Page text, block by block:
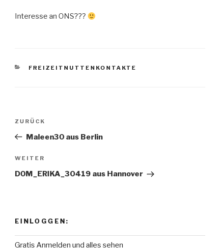
Interesse an ONS???
KATEGORIEN
FREIZEITNUTTENKONTAKTE
Beitragsnavigation
Vorheriger
Beitrag
ZURÜCK
Maleen30 aus Berlin
Nächster
Beitrag
WEITER
DOM_ERIKA_30419 aus Hannover
EINLOGGEN:
Gratis Anmelden und alles sehen